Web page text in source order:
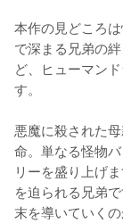
本作の見どころ
で深まる兄弟の
ど、ヒューマン
す。
悪魔に殺された
命。単なる怪物
リーを盛り上げ
を迫られる兄弟
末を導いていく